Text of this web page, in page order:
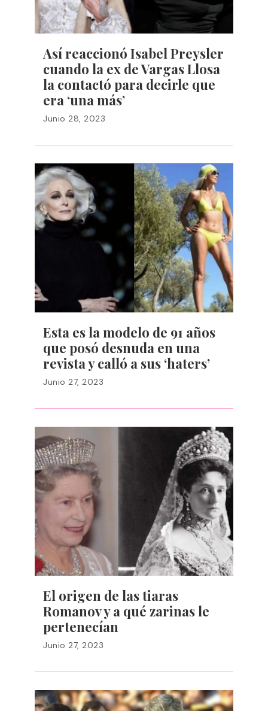
Así reaccionó Isabel Preysler
cuando la ex de Vargas Llosa
la contactó para decirle que
era ‘una más’
Junio 28, 2023
Esta es la modelo de 91 años
que posó desnuda en una
revista y calló a sus ‘haters’
Junio 27, 2023
El origen de las tiaras
Romanov y a qué zarinas le
pertenecían
Junio 27, 2023